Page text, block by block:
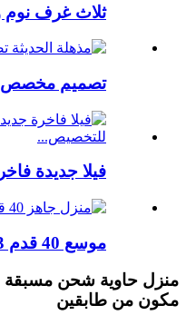
ثلاث غرف نوم
تصميم مخصص
فيلا جديدة فاخرة 4*40
موسع 40 قدم 3 سرير جاهز...
مكون من طابقين